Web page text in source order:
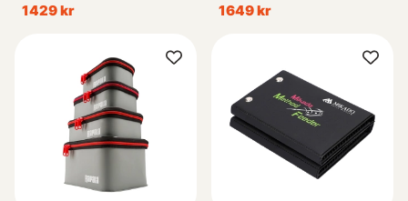
1429 kr
1649 kr